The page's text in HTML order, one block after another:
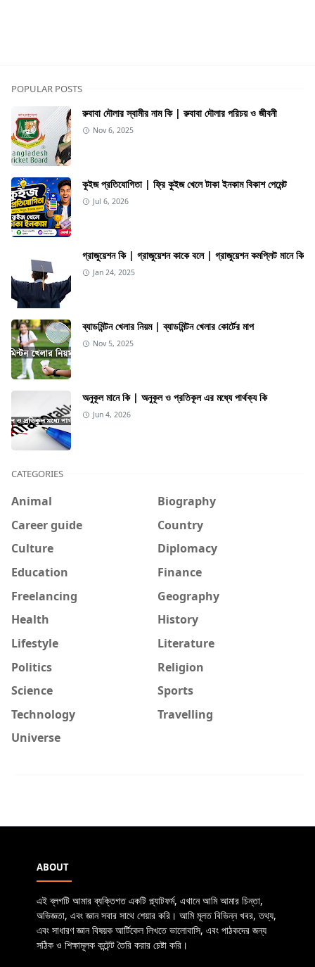
POPULAR POSTS
রুবাবা দৌলার স্বামীর নাম কি | রুবাবা দৌলার পরিচয় ও জীবনী
Nov 6, 2025
কুইজ প্রতিযোগিতা | ফ্রি কুইজ খেলে টাকা ইনকাম বিকাশ পেমেন্ট
Jul 6, 2026
গ্রাজুয়েশন কি | গ্রাজুয়েশন কাকে বলে | গ্রাজুয়েশন কমপ্লিট মানে কি
Jan 24, 2025
ব্যাডমিন্টন খেলার নিয়ম | ব্যাডমিন্টন খেলার কোর্টের মাপ
Nov 5, 2025
অনুকূল মানে কি | অনুকূল ও প্রতিকূল এর মধ্যে পার্থক্য কি
Jun 4, 2026
CATEGORIES
Animal
Biography
Career guide
Country
Culture
Diplomacy
Education
Finance
Freelancing
Geography
Health
History
Lifestyle
Literature
Politics
Religion
Science
Sports
Technology
Travelling
Universe
ABOUT
এই ব্লগটি আমার ব্যক্তিগত একটি প্ল্যাটফর্ম, এখানে আমি আমার চিন্তা,
অভিজ্ঞতা, এবং জ্ঞান সবার সাথে শেয়ার করি। আমি মূলত বিভিন্ন খবর, তথ্য,
এবং সাধারণ জ্ঞান বিষয়ক আর্টিকেল লিখতে ভালোবাসি, এবং পাঠকদের জন্য
সঠিক ও শিক্ষামূলক কন্টেন্ট তৈরি করার চেষ্টা করি।